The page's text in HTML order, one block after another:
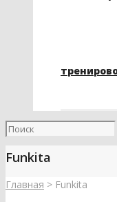
Funkita
Главная > Funkita